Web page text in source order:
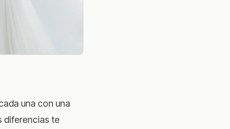
una con una
diferencias te